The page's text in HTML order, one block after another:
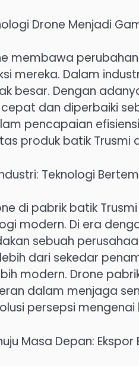
Drone Menjadi
membawa
mereka. Dalam
besar. Dengan
dan diperbaiki
pencapaian
produk batik Trusmi
Teknologi
di pabrik batik
modern. Di era
sebuah
dari sekedar
modern. Drone
dalam menjaga
persepsi
Masa Depan: Ekspor